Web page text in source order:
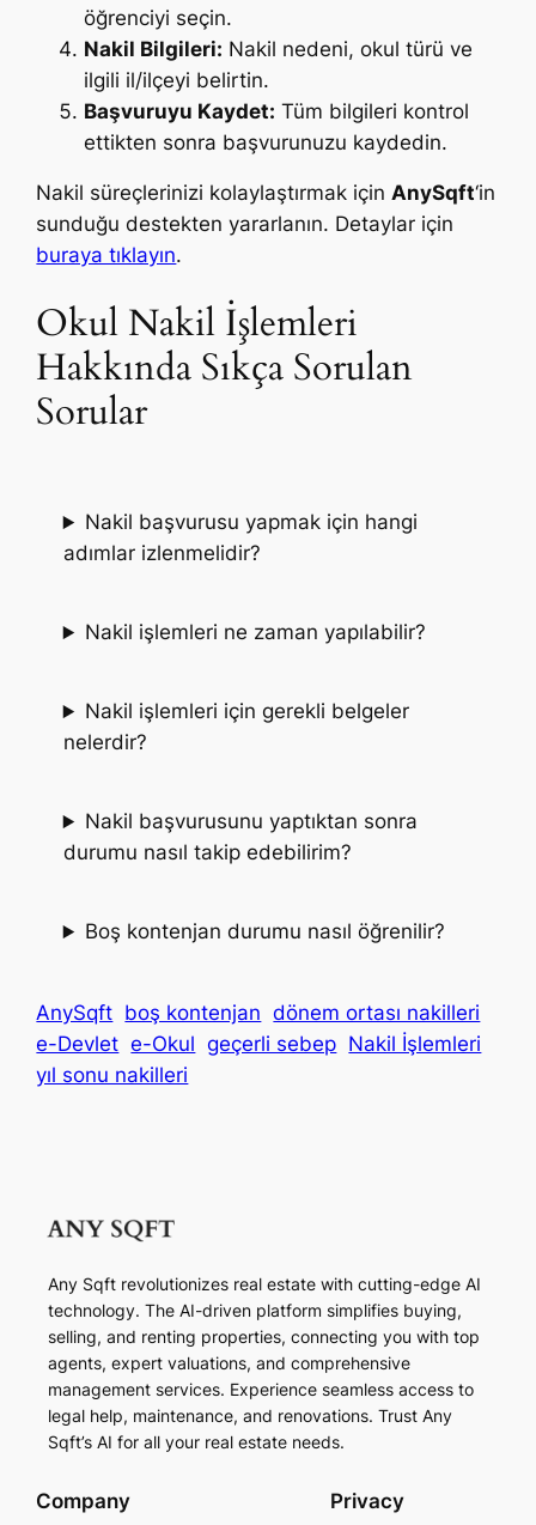
öğrenciyi seçin.
Nakil Bilgileri: Nakil nedeni, okul türü ve
ilgili il/ilçeyi belirtin.
Başvuruyu Kaydet: Tüm bilgileri kontrol
ettikten sonra başvurunuzu kaydedin.
Nakil süreçlerinizi kolaylaştırmak içinAnySqft‘in
sunduğu destekten yararlanın. Detaylar için
buraya tıklayın.
Okul Nakil İşlemleri
Hakkında Sıkça Sorulan
Sorular
Nakil başvurusu yapmak için hangi
adımlar izlenmelidir?
Nakil işlemleri ne zaman yapılabilir?
Nakil işlemleri için gerekli belgeler
nelerdir?
Nakil başvurusunu yaptıktan sonra
durumu nasıl takip edebilirim?
Boş kontenjan durumu nasıl öğrenilir?
AnySqft boş kontenjan dönem ortası nakilleri
e-Devlet e-Okul geçerli sebep Nakil İşlemleri
yıl sonu nakilleri
Any Sqft revolutionizes real estate with cutting-edge AI
technology. The AI-driven platform simplifies buying,
selling, and renting properties, connecting you with top
agents, expert valuations, and comprehensive
management services. Experience seamless access to
legal help, maintenance, and renovations. Trust Any
Sqft’s AI for all your real estate needs.
Company Privacy